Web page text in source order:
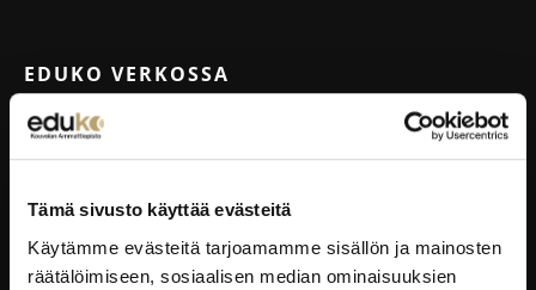
Tämä sivusto käyttää evästeitä
Käytämme evästeitä tarjoamamme sisällön ja mainosten
räätälöimiseen, sosiaalisen median ominaisuuksien
EDUKO VERKOSSA
Wilma
Microsoft 365
eKampus
MyEdu
Ruokapaikka.fi